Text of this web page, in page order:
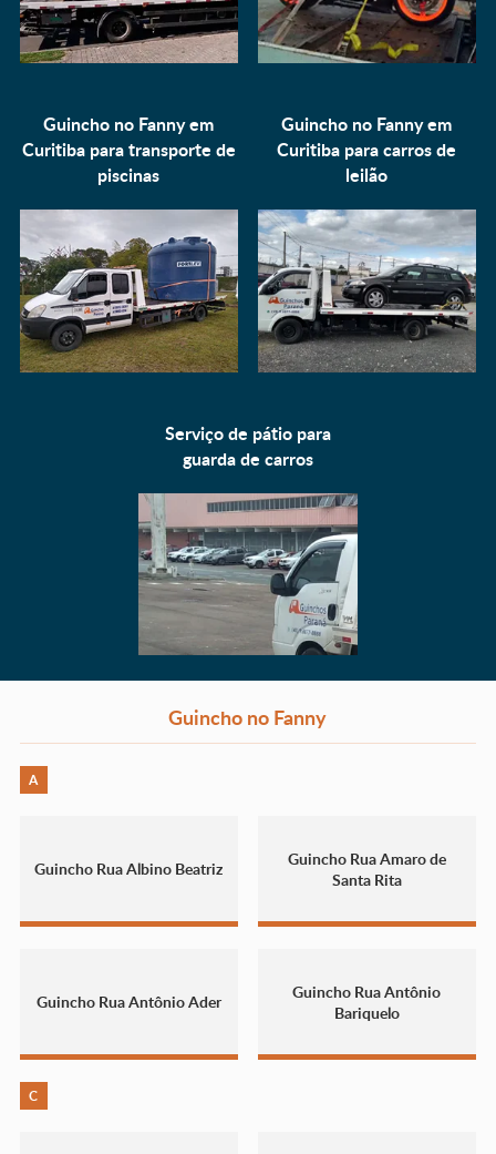
Guincho no Fanny em
Curitiba paratransporte de
piscinas
Guincho no Fanny em
Curitiba paracarros de
leilão
Serviço de pátio para
guarda de carros
Guincho no Fanny
A
Guincho Rua Albino Beatriz
Guincho Rua Amaro de
Santa Rita
Guincho Rua Antônio Ader
Guincho Rua Antônio
Bariquelo
C